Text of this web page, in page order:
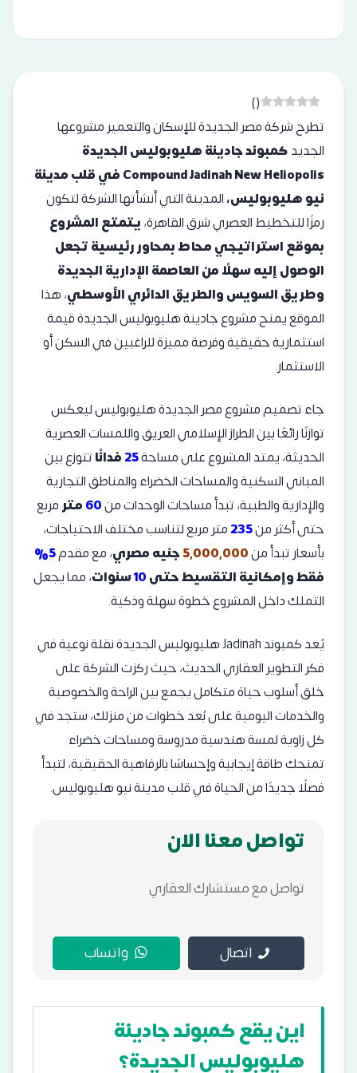
(
)
تطرح شركة مصر الجديدة للإسكان والتعمير مشروعها
الجديدكمبوند جادينة هليوبوليس الجديدة
Compound Jadinah New Heliopolisفي قلب مدينة
نيو هليوبوليس،المدينة التي أنشأتها الشركة لتكون
رمزًا للتخطيط العصري شرق القاهرة،يتمتع المشروع
بموقع استراتيجي محاط بمحاور رئيسية تجعل
الوصول إليه سهلًا من العاصمة الإدارية الجديدة
وطريق السويس والطريق الدائري الأوسطي، هذا
الموقع يمنح مشروع جادينة هليوبوليس الجديدة قيمة
استثمارية حقيقية وفرصة مميزة للراغبين في السكن أو
الاستثمار.
جاء تصميم مشروع مصر الجديدة هليوبوليس ليعكس
توازنًا رائعًا بين الطراز الإسلامي العريق واللمسات العصرية
الحديثة، يمتد المشروع على مساحة25فدانًاتتوزع بين
المباني السكنية والمساحات الخضراء والمناطق التجارية
والإدارية والطبية، تبدأ مساحات الوحدات من
مترمربع
حتى أكثر من235متر مربع لتناسب مختلف الاحتياجات،
بأسعار تبدأ من5,000,000جنيه مصري، مع مقدم
فقط وإمكانية التقسيط حتى10سنوات، مما يجعل
التملك داخل المشروع خطوة سهلة وذكية.
يُعد كمبوند Jadinah هليوبوليس الجديدة نقلة نوعية في
فكر التطوير العقاري الحديث، حيث ركزت الشركة على
خلق أسلوب حياة متكامل يجمع بين الراحة والخصوصية
والخدمات اليومية على بُعد خطوات من منزلك، ستجد في
كل زاوية لمسة هندسية مدروسة ومساحات خضراء
تمنحك طاقة إيجابية وإحساسًا بالرفاهية الحقيقية، لتبدأ
فصلًا جديدًا من الحياة في قلب مدينة نيو هليوبوليس.
تواصل معنا الان
تواصل مع مستشارك العقاري
اتصال واتساب
اين يقع كمبوند جادينة
هليوبوليس الجديدة؟